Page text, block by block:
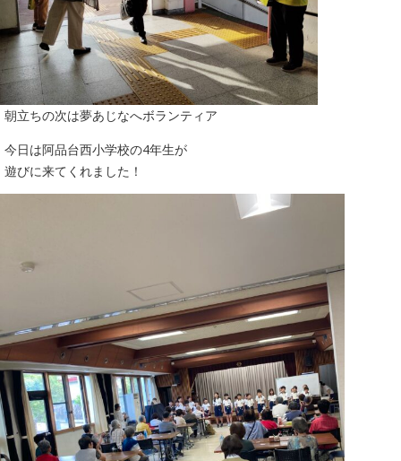
朝立ちの次は夢あじなへボランティア
今日は阿品台西小学校の4年生が
遊びに来てくれました！